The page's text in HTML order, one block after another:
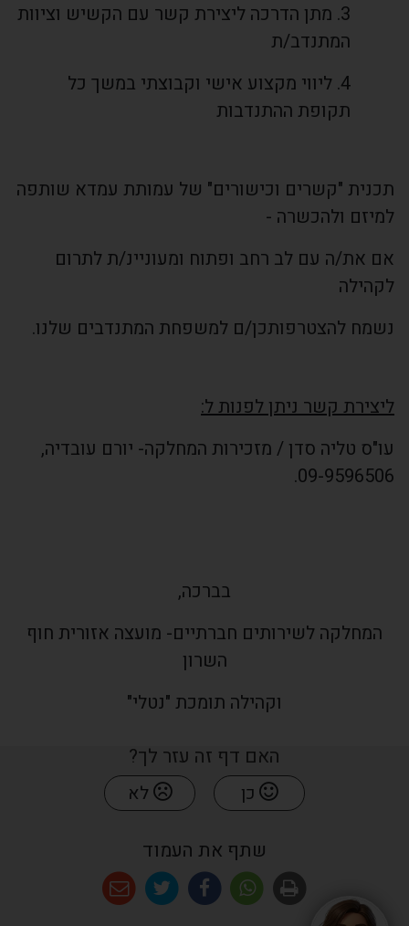
3. מתן הדרכה ליצירת קשר עם הקשיש וציוות
המתנדב/ת
4. ליווי מקצוע אישי וקבוצתי במשך כל
תקופת ההתנדבות
תכנית "קשרים וכישורים" של עמותת עמדא שותפה
למיזם ולהכשרה -
אם את/ה עם לב רחב ופתוח ומעוניינ/ת לתרום
לקהילה
נשמח להצטרפותכן/ם למשפחת המתנדבים שלנו.
ליצירת קשר ניתן לפנות ל:
עו"ס טליה סדן / מזכירות המחלקה- יורם עובדיה,
09-9596506.
בברכה,
המחלקה לשירותים חברתיים- מועצה אזורית חוף
השרון
וקהילה תומכת "נטלי"
האם דף זה עזר לך?
כן לא
שתף את העמוד